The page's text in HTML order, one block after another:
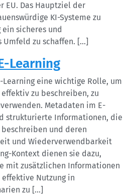
EU. Das Hauptziel der
KI-Systeme zu
sicheres und
zu schaffen. […]
Learning
eine wichtige Rolle, um
zu beschreiben, zu
Metadaten im E-
strukturierte Informationen, die
und deren
und Wiederverwendbarkeit
Kontext dienen sie dazu,
mit zusätzlichen Informationen
Nutzung in
zu […]